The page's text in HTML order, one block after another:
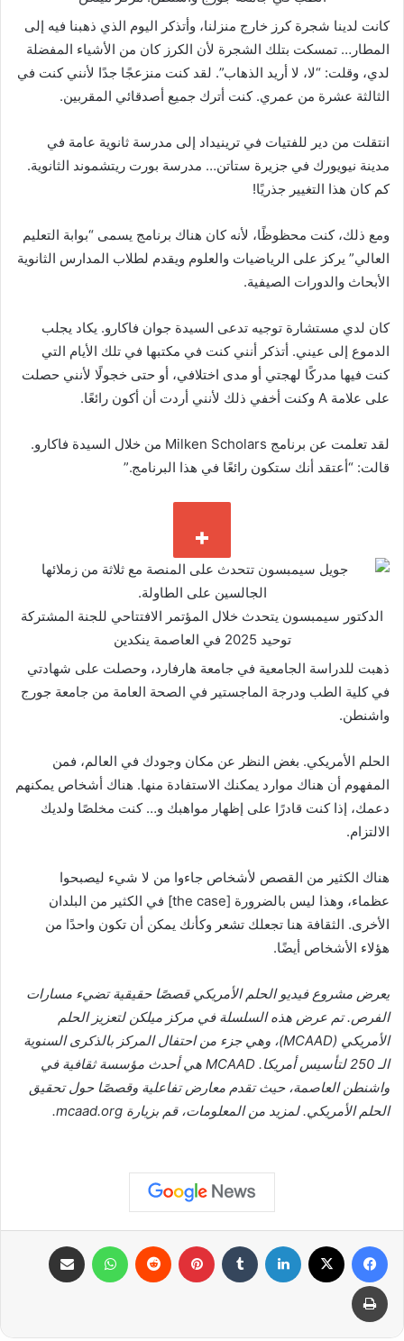
كانت لدينا شجرة كرز خارج منزلنا، وأتذكر اليوم الذي ذهبنا فيه إلى
المطار… تمسكت بتلك الشجرة لأن الكرز كان من الأشياء المفضلة
لدي، وقلت: “لا، لا أريد الذهاب”. لقد كنت منزعجًا جدًا لأنني كنت في
الثالثة عشرة من عمري. كنت أترك جميع أصدقائي المقربين.
انتقلت من دير للفتيات في ترينيداد إلى مدرسة ثانوية عامة في
مدينة نيويورك في جزيرة ستاتن… مدرسة بورت ريتشموند الثانوية.
كم كان هذا التغيير جذريًا!
ومع ذلك، كنت محظوظًا، لأنه كان هناك برنامج يسمى “بوابة التعليم
العالي” يركز على الرياضيات والعلوم ويقدم لطلاب المدارس الثانوية
الأبحاث والدورات الصيفية.
كان لدي مستشارة توجيه تدعى السيدة جوان فاكارو. يكاد يجلب
الدموع إلى عيني. أتذكر أنني كنت في مكتبها في تلك الأيام التي
كنت فيها مدركًا لهجتي أو مدى اختلافي، أو حتى خجولًا لأنني حصلت
على علامة A وكنت أخفي ذلك لأنني أردت أن أكون رائعًا.
لقد تعلمت عن برنامج Milken Scholars من خلال السيدة فاكارو.
قالت: “أعتقد أنك ستكون رائعًا في هذا البرنامج.”
الدكتور سيمبسون يتحدث خلال المؤتمر الافتتاحي للجنة المشتركة
توحيد 2025 في العاصمة
ينكدين
ذهبت للدراسة الجامعية في جامعة هارفارد، وحصلت على شهادتي
في كلية الطب ودرجة الماجستير في الصحة العامة من جامعة جورج
واشنطن.
الحلم الأمريكي. بغض النظر عن مكان وجودك في العالم، فمن
المفهوم أن هناك موارد يمكنك الاستفادة منها. هناك أشخاص يمكنهم
دعمك، إذا كنت قادرًا على إظهار مواهبك و… كنت مخلصًا ولديك
الالتزام.
هناك الكثير من القصص لأشخاص جاءوا من لا شيء ليصبحوا
عظماء، وهذا ليس بالضرورة [the case] في الكثير من البلدان
الأخرى. الثقافة هنا تجعلك تشعر وكأنك يمكن أن تكون واحدًا من
هؤلاء الأشخاص أيضًا.
يعرض مشروع فيديو الحلم الأمريكي قصصًا حقيقية تضيء مسارات
الفرص. تم عرض هذه السلسلة في مركز ميلكن لتعزيز الحلم
الأمريكي (MCAAD)، وهي جزء من احتفال المركز بالذكرى السنوية
الـ 250 لتأسيس أمريكا. MCAAD هي أحدث مؤسسة ثقافية في
واشنطن العاصمة، حيث تقدم معارض تفاعلية وقصصًا حول تحقيق
الحلم الأمريكي. لمزيد من المعلومات، قم بزيارة mcaad.org.
فيسبوك لينكدإن بينتيريست واتساب
طباعة